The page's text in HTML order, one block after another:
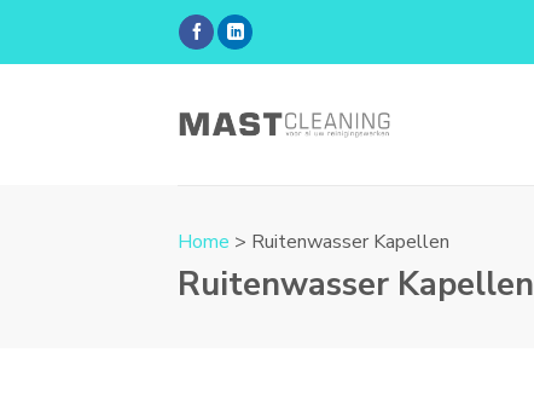
Home > Ruitenwasser Kapellen
Ruitenwasser Kapellen